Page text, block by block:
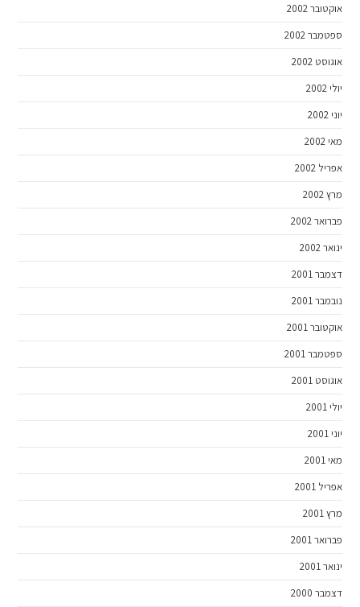
אוקטובר 2002
ספטמבר 2002
אוגוסט 2002
יולי 2002
יוני 2002
מאי 2002
אפריל 2002
מרץ 2002
פברואר 2002
ינואר 2002
דצמבר 2001
נובמבר 2001
אוקטובר 2001
ספטמבר 2001
אוגוסט 2001
יולי 2001
יוני 2001
מאי 2001
אפריל 2001
מרץ 2001
פברואר 2001
ינואר 2001
דצמבר 2000